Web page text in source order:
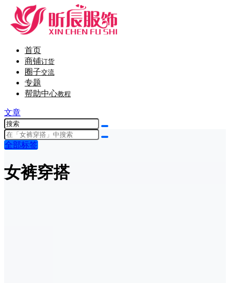
首页
商铺订货
圈子交流
专题
帮助中心教程
文章
全部标签
女裤穿搭